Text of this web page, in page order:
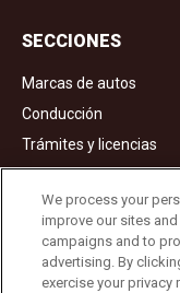
SECCIONES
Marcas de autos
Conducción
Trámites y licencias
Noticias
Ad Choices
About Us
We process your
improve our sites
campaigns and to
advertising. By
exercise your privacy